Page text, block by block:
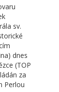
2018
2017 (z
Kozel)
sv.
dnes
(TOP
za
Perlou